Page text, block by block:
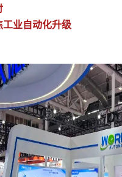
业自动化升级